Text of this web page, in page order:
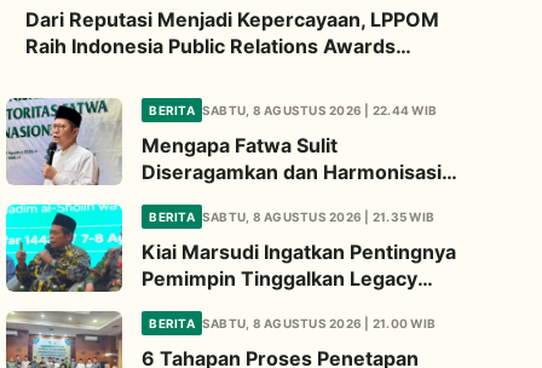
Dari Reputasi Menjadi Kepercayaan, LPPOM
Raih Indonesia Public Relations Awards
BERITA SABTU, 8 AGUSTUS 2026 | 22.44 WIB
Mengapa Fatwa Sulit
Diseragamkan dan Harmonisasi
Manhaj Penting? Ini Penjelasan
Kiai Cholil
BERITA SABTU, 8 AGUSTUS 2026 | 21.35 WIB
Kiai Marsudi Ingatkan Pentingnya
Pemimpin Tinggalkan Legacy
Nyata untuk Umat
BERITA SABTU, 8 AGUSTUS 2026 | 21.00 WIB
6 Tahapan Proses Penetapan